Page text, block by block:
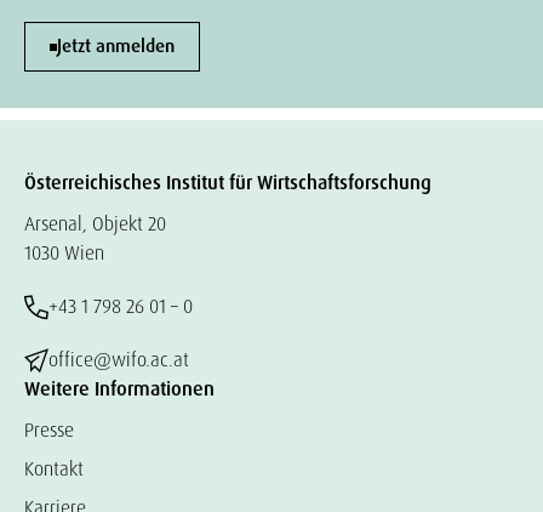
Jetzt anmelden
Österreichisches Institut für Wirtschaftsforschung
Arsenal, Objekt 20
1030 Wien
+43 1 798 26 01 – 0
office@wifo.ac.at
Weitere Informationen
Presse
Kontakt